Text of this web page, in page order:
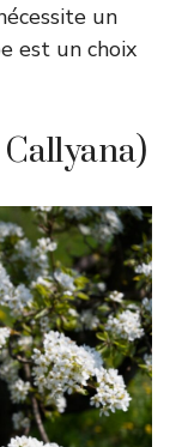
un
est un choix